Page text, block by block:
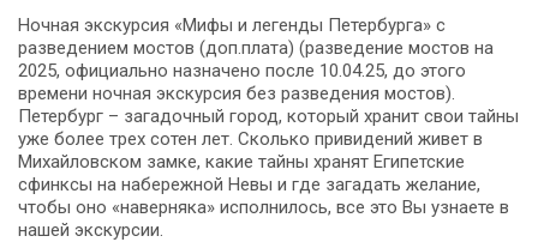
Ночная экскурсия «Мифы и легенды Петербурга» с
разведением мостов (доп.плата) (разведение мостов на
2025, официально назначено после 10.04.25, до этого
времени ночная экскурсия без разведения мостов).
Петербург – загадочный город, который хранит свои тайны
уже более трех сотен лет. Сколько привидений живет в
Михайловском замке, какие тайны хранят Египетские
сфинксы на набережной Невы и где загадать желание,
чтобы оно «наверняка» исполнилось, все это Вы узнаете в
нашей экскурсии.